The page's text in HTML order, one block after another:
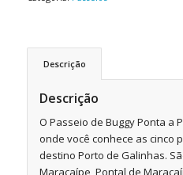
Descrição
Descrição
O Passeio de Buggy Ponta a
onde você conhece as cinco
destino Porto de Galinhas.
Maracaípe, Pontal de